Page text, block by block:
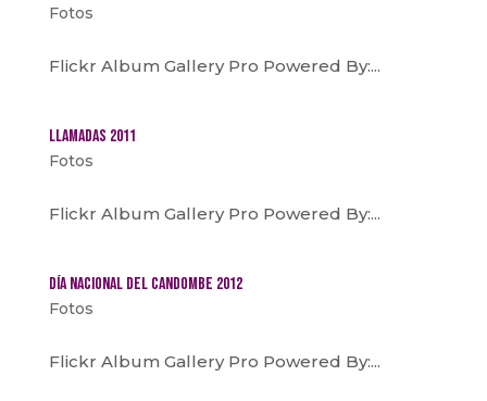
Fotos
Flickr Album Gallery Pro Powered By:...
Llamadas 2011
Fotos
Flickr Album Gallery Pro Powered By:...
Día Nacional del Candombe 2012
Fotos
Flickr Album Gallery Pro Powered By:...